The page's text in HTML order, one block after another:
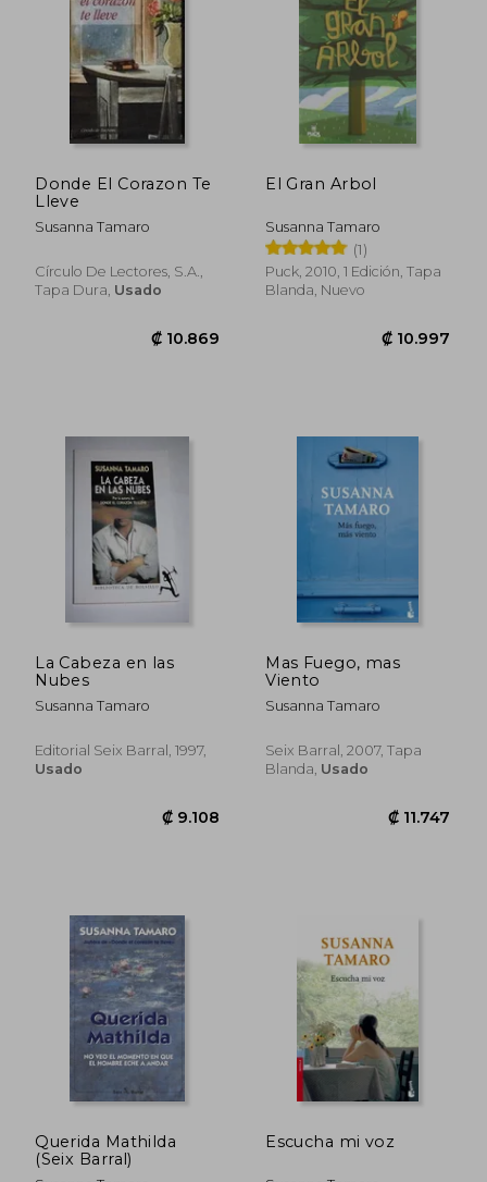
Donde El Corazon Te
Lleve
Susanna Tamaro
Círculo De Lectores, S.A.,
Tapa Dura, Usado
₡ 10.869
El Gran Arbol
Susanna Tamaro
(1)
Puck, 2010, 1 Edición, Tapa
Blanda, Nuevo
La Cabeza en las
Nubes
Susanna Tamaro
Editorial Seix Barral, 1997,
Usado
Mas Fuego, mas
Viento
Susanna Tamaro
Seix Barral, 2007, Tapa
Blanda, Usado
Querida Mathilda
(Seix Barral)
Escucha mi voz